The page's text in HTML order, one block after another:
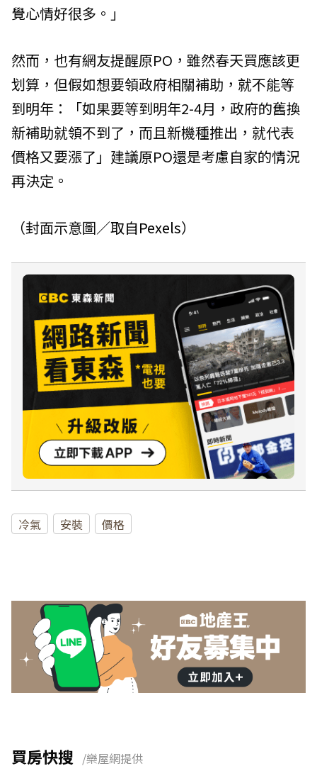
覺心情好很多。」
然而，也有網友提醒原PO，雖然春天買應該更
划算，但假如想要領政府相關補助，就不能等
到明年：「如果要等到明年2-4月，政府的舊換
新補助就領不到了，而且新機種推出，就代表
價格又要漲了」建議原PO還是考慮自家的情況
再決定。
（封面示意圖／取自Pexels）
冷氣 安裝 價格
買房快搜 /樂屋網提供